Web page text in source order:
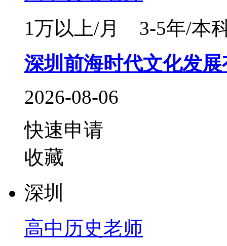
1万以上/月
3-5年/本
深圳前海时代文化发
2026-08-06
快速申请
收藏
深圳
高中历史老师